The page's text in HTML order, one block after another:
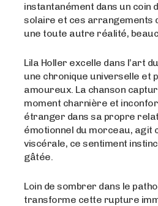
instantanément dans un coin
solaire et ces arrangements
une toute autre réalité,
Lila Holler excelle dans l’art
une chronique universelle et
amoureux. La chanson
moment charnière et
étranger dans sa propre
émotionnel du morceau, agit
viscérale, ce sentiment
gâtée.
Loin de sombrer dans le
transforme cette rupture